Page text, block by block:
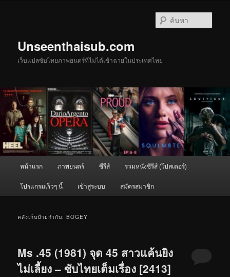
Unseenthaisub.com
เว็บแปลซับไทยภาพยนตร์ที่ไม่ได้เข้าฉายในประเทศไทย
หน้าแรก ภาพยนตร์ ซีรีส์ รวมหนังซีรีส์ (โปสเตอร์)
โปรแกรมเร็วๆ นี้ เข้าสู่ระบบ สมัครสมาชิก
คลังเก็บป้ายกำกับ:BOGEY
Ms .45 (1981) จุด 45 สาวแค้นยิง
ไม่เลี้ยง – ซับไทยเต็มเรื่อง [2413]